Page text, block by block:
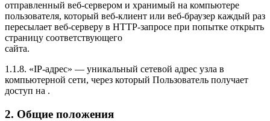
отправленный веб-сервером и хранимый на компьютере
пользователя, который веб-клиент или веб-браузер каждый раз
пересылает веб-серверу в HTTP-запросе при попытке открыть
страницу соответствующего
сайта.
1.1.8. «IP-адрес» — уникальный сетевой адрес узла в
компьютерной сети, через который Пользователь получает
доступ на .
2. Общие положения